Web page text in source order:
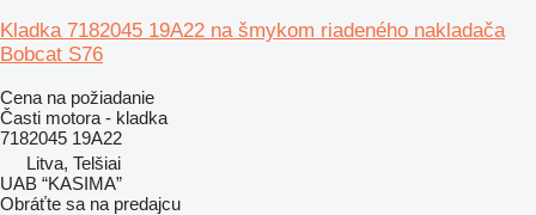
Kladka 7182045 19A22 na šmykom riadeného nakladača
Bobcat S76
Cena na požiadanie
Časti motora - kladka
7182045 19A22
Litva, Telšiai
UAB “KASIMA”
Obráťte sa na predajcu